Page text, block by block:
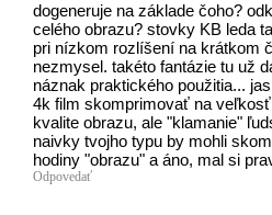
dogeneruje na základe čoho?
celého obrazu? stovky KB leda
pri nízkom rozlíšení na krátkom
nezmysel. takéto fantázie tu už
náznak praktického použitia...
4k film skomprimovať na
kvalite obrazu, ale "klamanie"
naivky tvojho typu by mohli
hodiny "obrazu" a áno, mal si
Odpovedať